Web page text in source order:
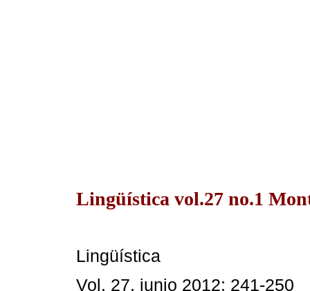
Lingüística vol.27 no.1
Lingüística
Vol. 27, junio 2012: 241-250